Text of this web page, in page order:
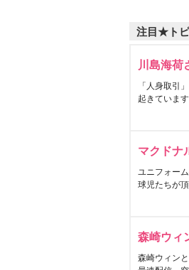
注目★ト
川島海荷
「人身取引
起きていま
マクドナ
ユニフォー
球児たちが
森崎ウィ
森崎ウィン